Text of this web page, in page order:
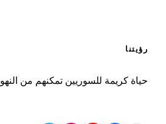
رؤيتنا
حياة كريمة للسوريين تمكنهم من